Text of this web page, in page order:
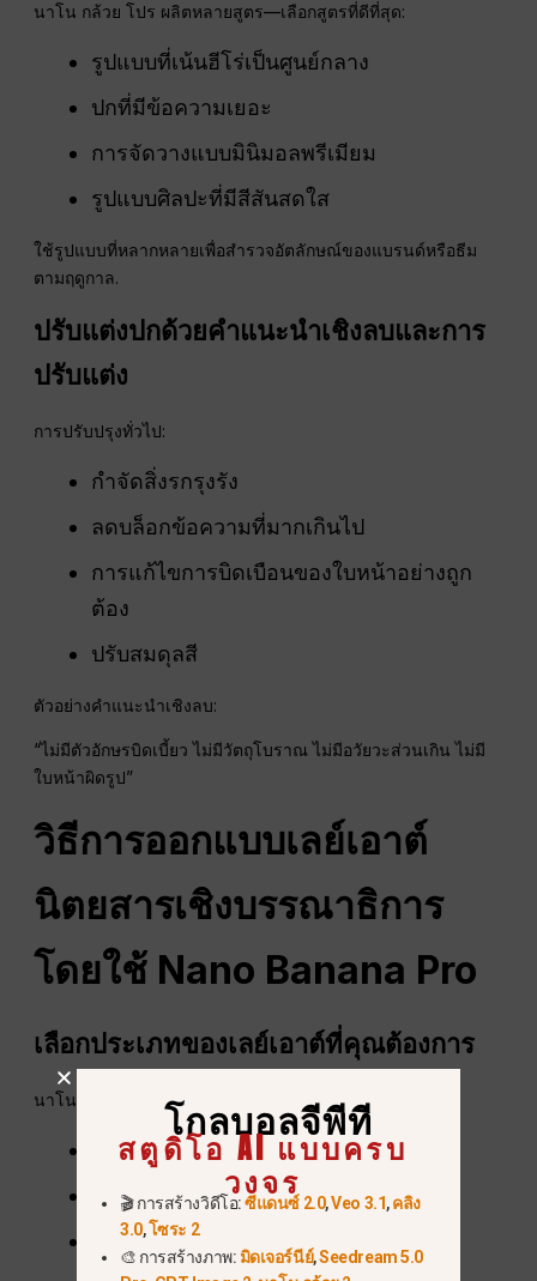
นาโน กล้วย โปร ผลิตหลายสูตร—เลือกสูตรที่ดีที่สุด:
รูปแบบที่เน้นฮีโร่เป็นศูนย์กลาง
ปกที่มีข้อความเยอะ
การจัดวางแบบมินิมอลพรีเมียม
รูปแบบศิลปะที่มีสีสันสดใส
ใช้รูปแบบที่หลากหลายเพื่อสำรวจอัตลักษณ์ของแบรนด์หรือธีม
ตามฤดูกาล.
ปรับแต่งปกด้วยคำแนะนำเชิงลบและการ
ปรับแต่ง
การปรับปรุงทั่วไป:
กำจัดสิ่งรกรุงรัง
ลดบล็อกข้อความที่มากเกินไป
การแก้ไขการบิดเบือนของใบหน้าอย่างถูก
ต้อง
ปรับสมดุลสี
ตัวอย่างคำแนะนำเชิงลบ:
“ไม่มีตัวอักษรบิดเบี้ยว ไม่มีวัตถุโบราณ ไม่มีอวัยวะส่วนเกิน ไม่มี
ใบหน้าผิดรูป”
วิธีการออกแบบเลย์เอาต์
นิตยสารเชิงบรรณาธิการ
โดยใช้ Nano Banana Pro
เลือกประเภทของเลย์เอาต์ที่คุณต้องการ
นาโน กล้วย โปร สามารถสร้างได้:
สองหน้าต่อเนื่อง
บทความพิเศษ
รูปแบบที่นำโดยภาพถ่าย
โกลบอลจีพีที
สตูดิโอ AI แบบครบ
วงจร
🎬 การสร้างวิดีโอ:ซีแดนซ์ 2.0,Veo 3.1,คลิง
3.0,โซระ 2
🎨 การสร้างภาพ: มิดเจอร์นีย์,Seedream 5.0